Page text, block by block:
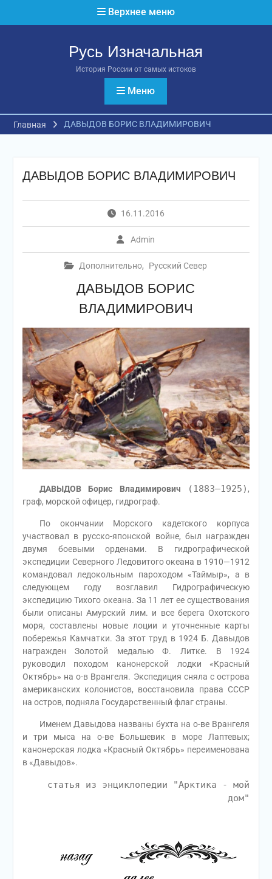
Верхнее меню
Русь Изначальная
История России от самых истоков
Меню
Главная ДАВЫДОВ БОРИС ВЛАДИМИРОВИЧ
ДАВЫДОВ БОРИС ВЛАДИМИРОВИЧ
16.11.2016
Admin
Дополнительно, Русский Север
ДАВЫДОВ БОРИС
ВЛАДИМИРОВИЧ
ДАВЫДОВ Борис Владимирович (1883—1925) ,
граф, морской офицер, гидрограф.
По окончании Морского кадетского корпуса
участвовал в русско-японской войне, был награжден
двумя боевыми орденами. В гидрографической
экспедиции Северного Ледовитого океана в 1910—1912
командовал ледокольным пароходом «Таймыр», а в
следующем году возглавил Гидрографическую
экспедицию Тихого океана. За 11 лет ее существования
были описаны Амурский лим. и все берега Охотского
моря, составлены новые лоции и уточненные карты
побережья Камчатки. За этот труд в 1924 Б. Давыдов
награжден Золотой медалью Ф. Литке. В 1924
руководил походом канонерской лодки «Красный
Октябрь» на о-в Врангеля. Экспедиция сняла с острова
американских колонистов, восстановила права СССР
на остров, подняла Государственный флаг страны.
Именем Давыдова названы бухта на о-ве Врангеля
и три мыса на о-ве Большевик в море Лаптевых;
канонерская лодка «Красный Октябрь» переименована
в «Давыдов».
статья из энциклопедии "Арктика - мой
дом"